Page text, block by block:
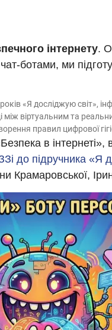
інтернету.
ботами, ми
«Я досліджую світ»,
віртуальним та
правил цифрової
в інтернеті»,
до підручника «Я
Крамаровської,